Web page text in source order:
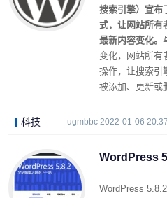
搜索引擎）宣布
式，让网站所有
最新内容变化。
变化，网站所有
操作，让搜索引
被添加、更新或
科技 ugmbbc 2022-01-06 20:37
WordPress
WordPress